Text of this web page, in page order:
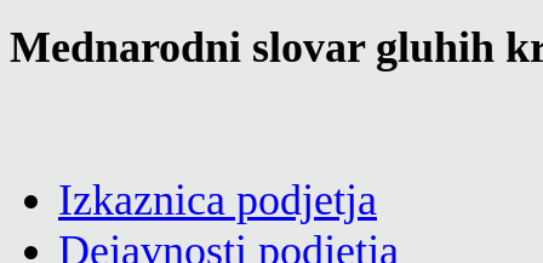
Mednarodni slovar gluhih
Izkaznica podjetja
Dejavnosti podjetja